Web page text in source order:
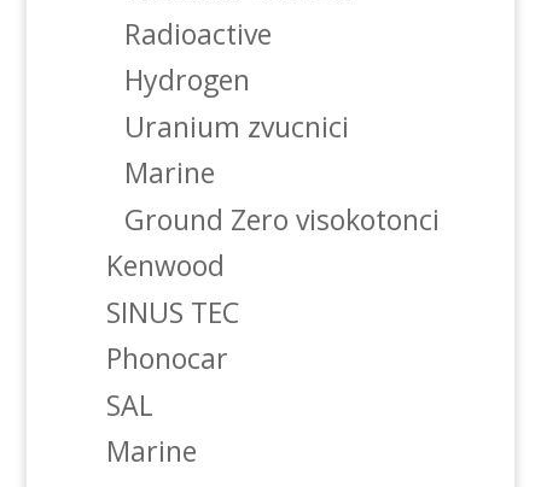
Radioactive
Hydrogen
Uranium zvucnici
Marine
Ground Zero visokotonci
Kenwood
SINUS TEC
Phonocar
SAL
Marine